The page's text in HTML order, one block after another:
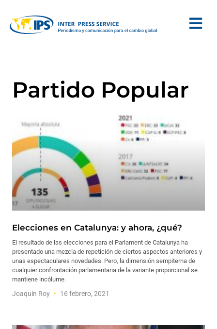
Partido Popular
Elecciones en Catalunya: y ahora, ¿qué?
El resultado de las elecciones para el Parlament de Catalunya ha
presentado una mezcla de repetición de ciertos aspectos anteriores y
unas espectaculares novedades. Pero, la dimensión sempiterna de
cualquier confrontación parlamentaria de la variante proporcional se
mantiene incólume.
Joaquín Roy 16 febrero, 2021